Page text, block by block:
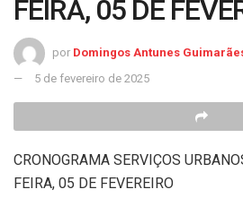
FEIRA, 05 DE
por Domingos Antunes
5 de fevereiro de 2025
CRONOGRAMA SERVIÇOS
FEIRA, 05 DE FEVEREIRO